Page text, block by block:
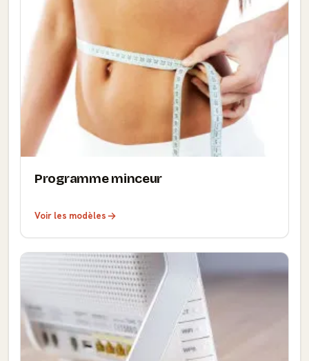
Programme minceur
Voir les modèles